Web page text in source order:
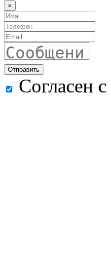
×
Согласен с